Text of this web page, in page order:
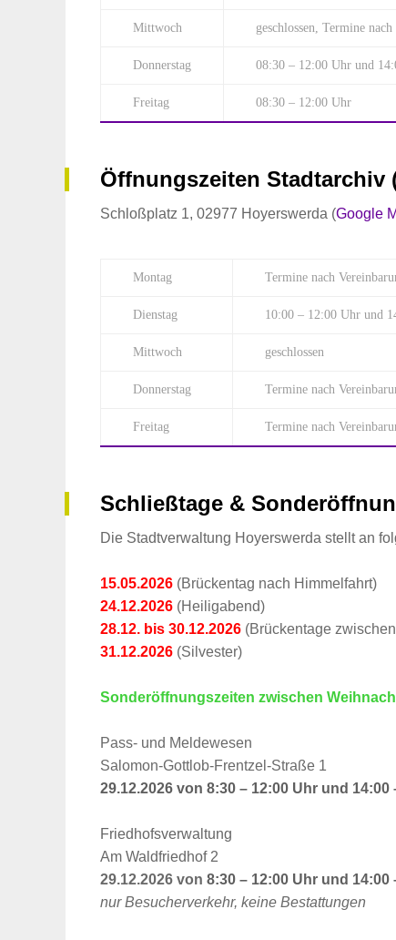
Mittwoch geschlossen, Termine
Donnerstag 08:30 – 12:00 Uhr und
Freitag 08:30 – 12:00 Uhr
Öffnungszeiten Stadtarchiv
Schloßplatz 1, 02977 Hoyerswerda (Google
Montag Termine nach
Dienstag 10:00 – 12:00 Uhr und
Mittwoch geschlossen
Donnerstag Termine nach
Freitag Termine nach
Schließtage &
Die Stadtverwaltung Hoyerswerda stellt an
15.05.2026 (Brückentag nach Himmelfahrt)
24.12.2026 (Heiligabend)
28.12. bis 30.12.2026 (Brückentage
31.12.2026 (Silvester)
Sonderöffnungszeiten zwischen
Pass- und Meldewesen
Salomon-Gottlob-Frentzel-Straße 1
29.12.2026 von 8:30 – 12:00 Uhr und 14:00
Friedhofsverwaltung
Am Waldfriedhof 2
29.12.2026 von 8:30 – 12:00 Uhr und 14:00
nur Besucherverkehr, keine Bestattungen